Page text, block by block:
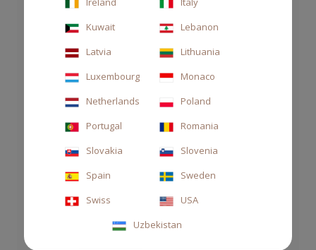
Kuwait
Lebanon
Latvia
Lithuania
Luxembourg
Monaco
Netherlands
Poland
Portugal
Romania
Slovakia
Slovenia
Spain
Sweden
Swiss
USA
Uzbekistan